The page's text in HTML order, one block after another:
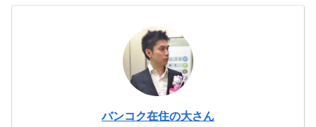
バンコク在住の大さん